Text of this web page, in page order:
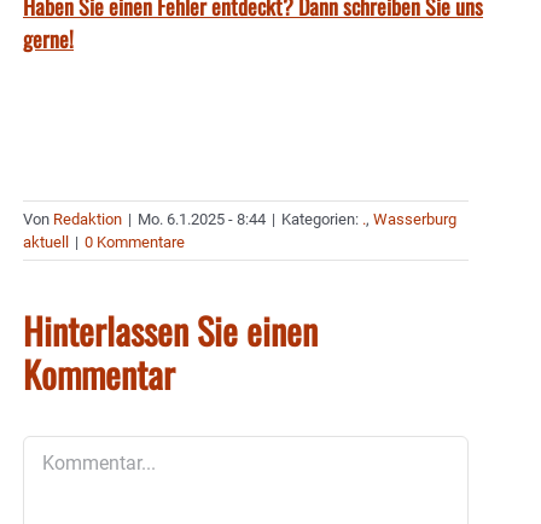
gerne!
Von Redaktion | Mo. 6.1.2025 - 8:44 | Kategorien: ., Wasserburg
aktuell
| 0 Kommentare
Hinterlassen Sie einen
Kommentar